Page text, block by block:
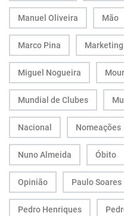
Manuel Oliveira Mão
Marco Pina Marketing
Miguel Nogueira
Mundial de Clubes
Nacional Nomeações
Nuno Almeida Óbito
Opinião Paulo Soares
Pedro Henriques